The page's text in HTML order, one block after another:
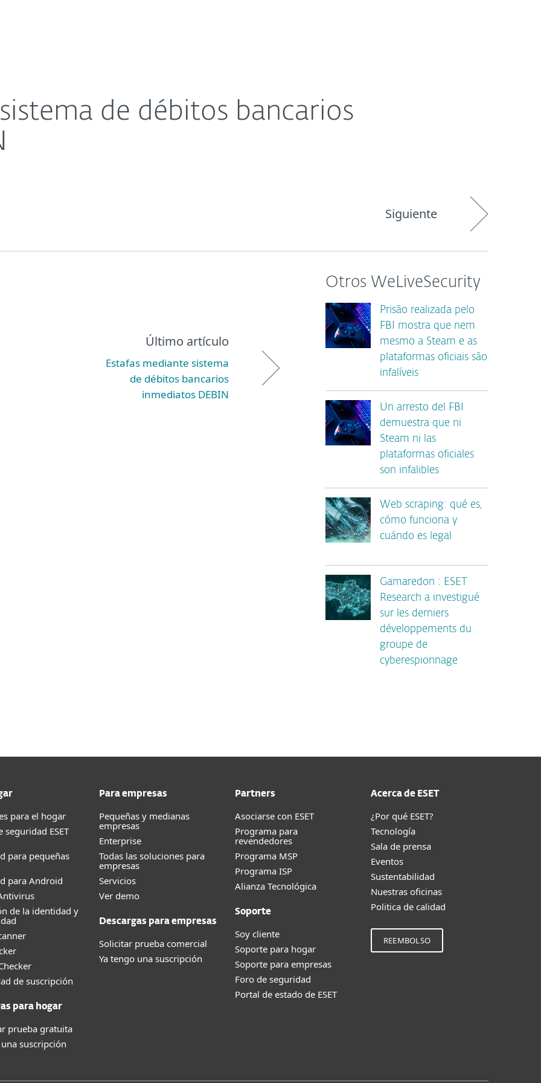
de débitos bancarios
Siguiente
Último artículo
Estafas mediante sistema
de débitos bancarios
inmediatos DEBIN
Otros WeLiveSecurity
Prisão realizada pelo
FBI mostra que nem
mesmo a Steam e as
plataformas oficiais são
infalíveis
Un arresto del FBI
demuestra que ni
Steam ni las
plataformas oficiales
son infalibles
Web scraping: qué es,
cómo funciona y
cuándo es legal
Gamaredon : ESET
Research a investigué
sur les derniers
développements du
groupe de
cyberespionnage
para el hogar
seguridad ESET
para pequeñas
para Android
de la identidad y
de suscripción
para hogar
prueba gratuita
suscripción
Para empresas
Pequeñas y medianas
empresas
Enterprise
Todas las soluciones para
empresas
Servicios
Ver demo
Descargas para empresas
Solicitar prueba comercial
Ya tengo una suscripción
Partners
Asociarse con ESET
Programa para
revendedores
Programa MSP
Programa ISP
Alianza Tecnológica
Soporte
Soy cliente
Soporte para hogar
Soporte para empresas
Foro de seguridad
Portal de estado de ESET
Acerca de ESET
¿Por qué ESET?
Tecnología
Sala de prensa
Eventos
Sustentabilidad
Nuestras oficinas
Politica de calidad
REEMBOLSO